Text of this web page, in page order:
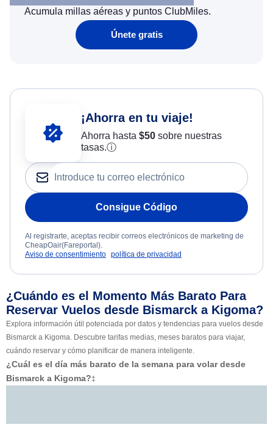
Acumula millas aéreas y puntos ClubMiles.
Únete gratis
¡Ahorra en tu viaje!
Ahorra hasta $50sobre nuestras
tasas.ⓘ
Consigue Código
Al registrarte, aceptas recibir correos electrónicos de marketing de
CheapOair(Fareportal).
Aviso de consentimiento política de privacidad
¿Cuándo es el Momento Más Barato Para
Reservar Vuelos desde Bismarck a Kigoma?
Explora información útil potenciada por datos y tendencias para vuelos desde
Bismarck a Kigoma. Descubre tarifas medias, meses baratos para viajar,
cuándo reservar y cómo planificar de manera inteligente.
¿Cuál es el día más barato de la semana para volar desde
Bismarck a Kigoma?‡